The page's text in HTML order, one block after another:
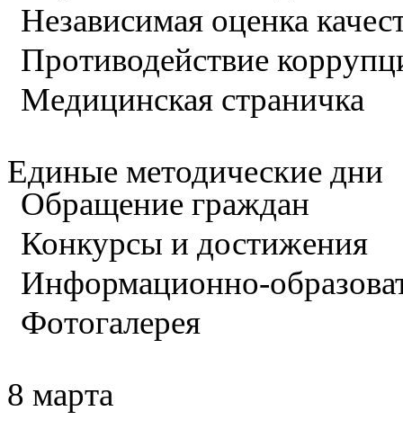
Независимая оценка
Противодействие
Медицинская страничка
Единые методические дни
Обращение граждан
Конкурсы и достижения
Информационно-
Фотогалерея
8 марта